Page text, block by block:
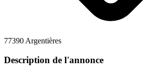
77390 Argentières
Description de l'annonce